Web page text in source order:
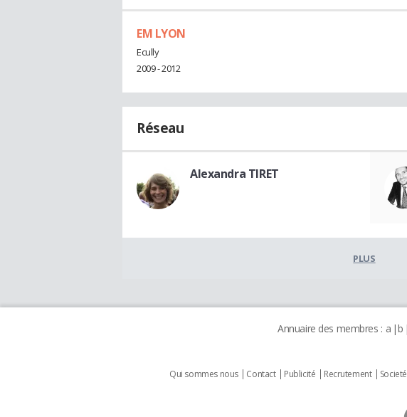
EM LYON
Ecully
2009 - 2012
Réseau
Alexandra TIRET
PLUS
Annuaire des membres : a b
Qui sommes nous Contact Publicité Recrutement Societé